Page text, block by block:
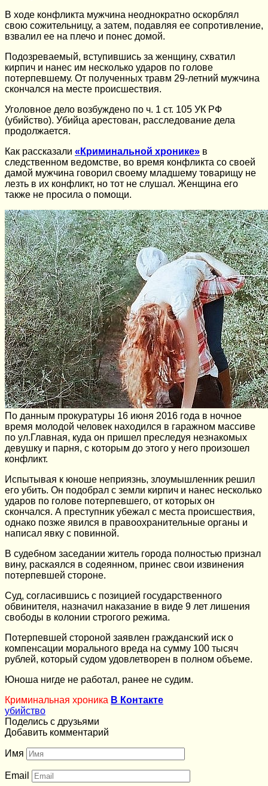
В ходе конфликта мужчина неоднократно оскорблял
свою сожительницу, а затем, подавляя ее сопротивление,
взвалил ее на плечо и понес домой.
Подозреваемый, вступившись за женщину, схватил
кирпич и нанес им несколько ударов по голове
потерпевшему. От полученных травм 29-летний мужчина
скончался на месте происшествия.
Уголовное дело возбуждено по ч. 1 ст. 105 УК РФ
(убийство). Убийца арестован, расследование дела
продолжается.
Как рассказали «Криминальной хронике» в
следственном ведомстве, во время конфликта со своей
дамой мужчина говорил своему младшему товарищу не
лезть в их конфликт, но тот не слушал. Женщина его
также не просила о помощи.
По данным прокуратуры 16 июня 2016 года в ночное
время молодой человек находился в гаражном массиве
по ул.Главная, куда он пришел преследуя незнакомых
девушку и парня, с которым до этого у него произошел
конфликт.
Испытывая к юноше неприязнь, злоумышленник решил
его убить. Он подобрал с земли кирпич и нанес несколько
ударов по голове потерпевшего, от которых он
скончался. А преступник убежал с места происшествия,
однако позже явился в правоохранительные органы и
написал явку с повинной.
В судебном заседании житель города полностью признал
вину, раскаялся в содеянном, принес свои извинения
потерпевшей стороне.
Суд, согласившись с позицией государственного
обвинителя, назначил наказание в виде 9 лет лишения
свободы в колонии строгого режима.
Потерпевшей стороной заявлен гражданский иск о
компенсации морального вреда на сумму 100 тысяч
рублей, который судом удовлетворен в полном объеме.
Юноша нигде не работал, ранее не судим.
Криминальная хроника В Контакте
убийство
Поделись с друзьями
Добавить комментарий
Имя
Email